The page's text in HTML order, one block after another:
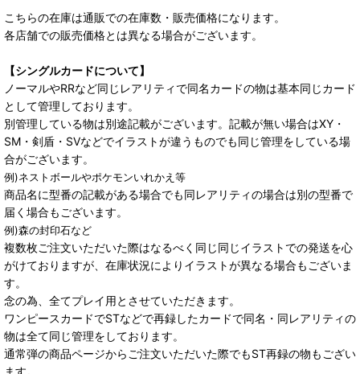
こちらの在庫は通販での在庫数・販売価格になります。
各店舗での販売価格とは異なる場合がございます。
【シングルカードについて】
ノーマルやRRなど同じレアリティで同名カードの物は基本同じカード
として管理しております。
別管理している物は別途記載がございます。記載が無い場合はXY・
SM・剣盾・SVなどでイラストが違うものでも同じ管理をしている場
合がございます。
例)ネストボールやポケモンいれかえ等
商品名に型番の記載がある場合でも同レアリティの場合は別の型番で
届く場合もございます。
例)森の封印石など
複数枚ご注文いただいた際はなるべく同じ同じイラストでの発送を心
がけておりますが、在庫状況によりイラストが異なる場合もございま
す。
念の為、全てプレイ用とさせていただきます。
ワンピースカードでSTなどで再録したカードで同名・同レアリティの
物は全て同じ管理をしております。
通常弾の商品ページからご注文いただいた際でもST再録の物もござい
ます。